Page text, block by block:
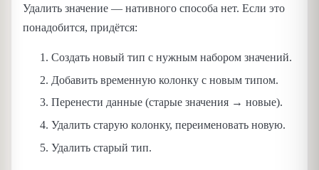
Удалить значение — нативного способа нет. Если это
понадобится, придётся:
Создать новый тип с нужным набором значений.
Добавить временную колонку с новым типом.
Перенести данные (старые значения → новые).
Удалить старую колонку, переименовать новую.
Удалить старый тип.